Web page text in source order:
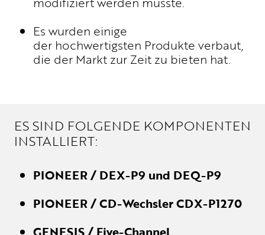
Es wurden einige
der hochwertigsten Produkte verbaut,
die der Markt zur Zeit zu bieten hat.
ES SIND FOLGENDE KOMPONENTEN
INSTALLIERT:
PIONEER / DEX-P9 und DEQ-P9
PIONEER / CD-Wechsler CDX-P1270
GENESIS / Five-Channel